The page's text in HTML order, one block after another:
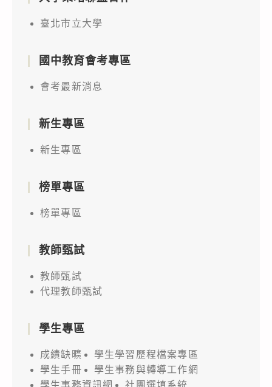
臺北市立大學
國中教育會考專區
會考最新消息
新生專區
新生專區
榜單專區
榜單專區
教師甄試
教師甄試
代理教師甄試
學生專區
成績缺曠
學生學習歷程檔案專區
學生手冊
學生事務與轉導工作網
學生事務資訊網
社團選填系統